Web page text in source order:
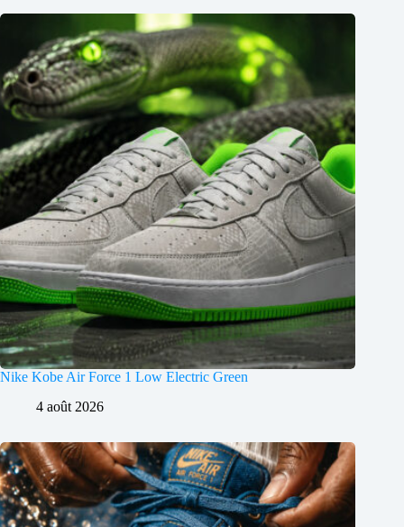
Nike Kobe Air Force 1 Low Electric Green
4 août 2026